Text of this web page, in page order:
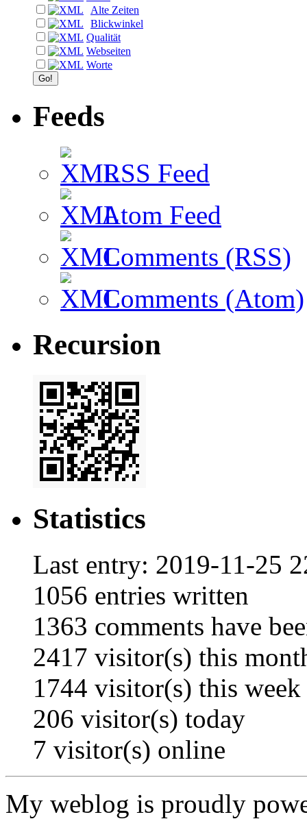
Alte Zeiten
Blickwinkel
Qualität
Webseiten
Worte
Feeds
RSS Feed
Atom Feed
Comments (RSS)
Comments (Atom)
Recursion
Statistics
Last entry: 2019-11-25
1056 entries written
1363 comments have
2417 visitor(s) this
1744 visitor(s) this week
206 visitor(s) today
7 visitor(s) online
My weblog is proudly